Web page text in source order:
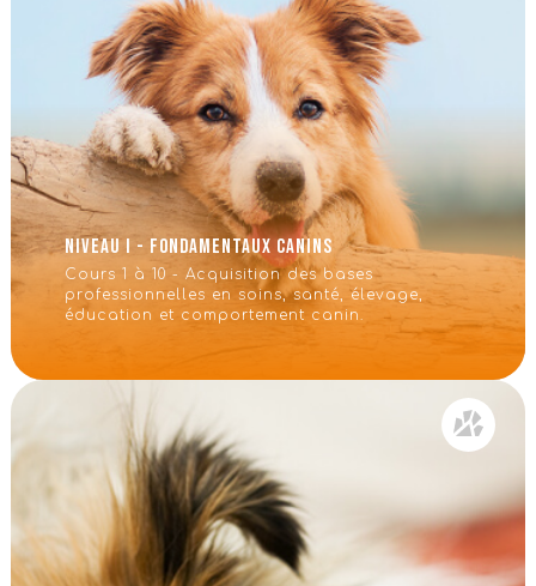
Niveau I - Fondamentaux Canins
Cours 1 à 10 - Acquisition des bases
professionnelles en soins, santé, élevage,
éducation et comportement canin.